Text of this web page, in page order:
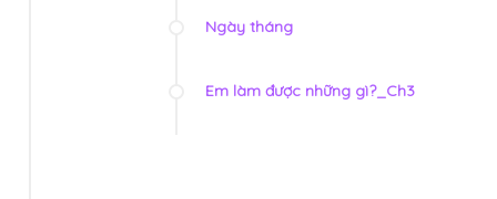
Ngày tháng
Em làm được những gì?_Ch3